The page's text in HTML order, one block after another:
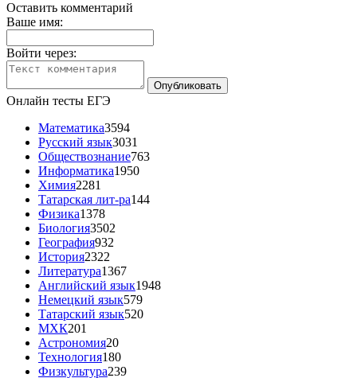
Оставить комментарий
Ваше имя:
Войти через:
Онлайн тесты ЕГЭ
Математика3594
Русский язык3031
Обществознание763
Информатика1950
Химия2281
Татарская лит-ра144
Физика1378
Биология3502
География932
История2322
Литература1367
Английский язык1948
Немецкий язык579
Татарский язык520
МХК201
Астрономия20
Технология180
Физкультура239